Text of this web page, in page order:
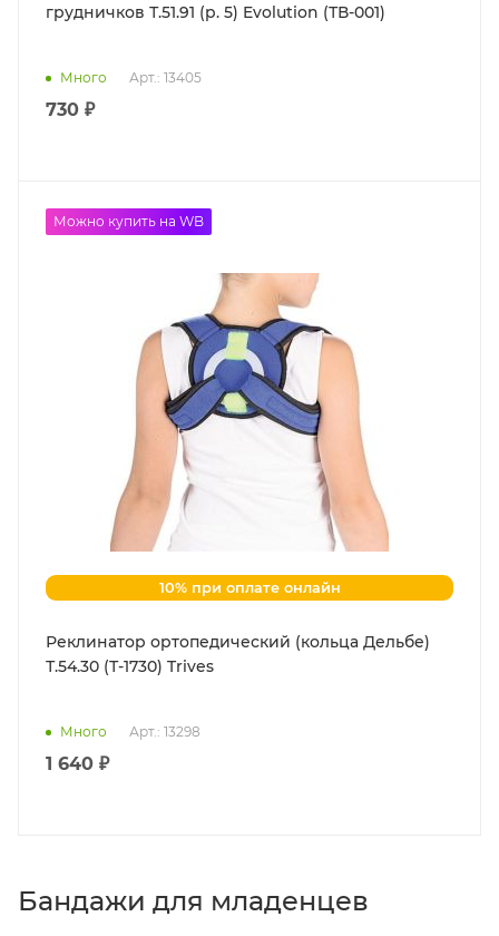
грудничков Т.51.91 (р. 5) Evolution (ТВ-001)
Много Арт.: 13405
730 ₽
10% при оплате онлайн
Можно купить на WB
Реклинатор ортопедический (кольца Дельбе)
Т.54.30 (Т-1730) Trives
Много Арт.: 13298
1 640 ₽
Бандажи для младенцев